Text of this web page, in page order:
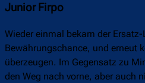
Junior Firpo
Wieder einmal bekam der
Bewährungschance, und erneut
überzeugen. Im Gegensatz zu
den Weg nach vorne, aber auch